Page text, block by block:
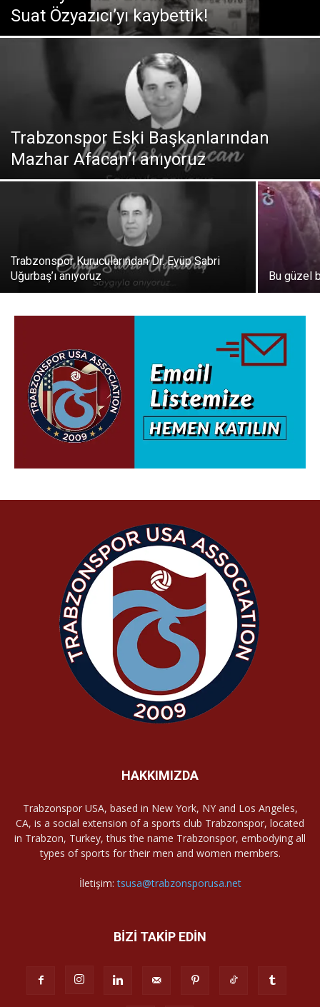
Suat Özyazıcı’yı kaybettik!
Trabzonspor Eski Başkanlarından
Mazhar Afacan’ı anıyoruz
Trabzonspor Kurucularından Dr. Eyüp Sabri
Uğurbaş’ı anıyoruz
Bu güzel
HAKKIMIZDA
Trabzonspor USA, based in New York, NY and Los Angeles,
CA, is a social extension of a sports club Trabzonspor, located
in Trabzon, Turkey, thus the name Trabzonspor, embodying all
types of sports for their men and women members.
İletişim:tsusa@trabzonsporusa.net
BİZİ TAKİP EDİN